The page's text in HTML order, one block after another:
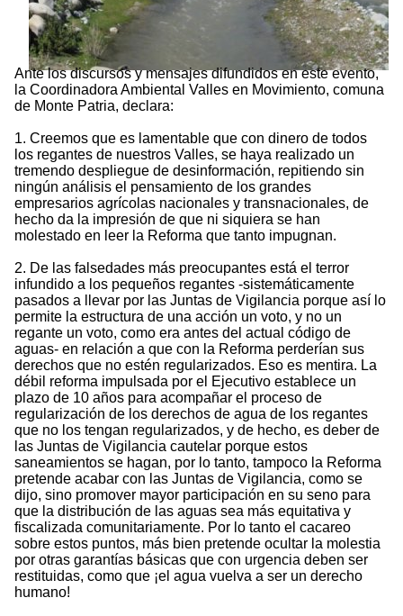
Ante los discursos y mensajes difundidos en este evento,
la Coordinadora Ambiental Valles en Movimiento, comuna
de Monte Patria, declara:
1. Creemos que es lamentable que con dinero de todos
los regantes de nuestros Valles, se haya realizado un
tremendo despliegue de desinformación, repitiendo sin
ningún análisis el pensamiento de los grandes
empresarios agrícolas nacionales y transnacionales, de
hecho da la impresión de que ni siquiera se han
molestado en leer la Reforma que tanto impugnan.
2. De las falsedades más preocupantes está el terror
infundido a los pequeños regantes -sistemáticamente
pasados a llevar por las Juntas de Vigilancia porque así lo
permite la estructura de una acción un voto, y no un
regante un voto, como era antes del actual código de
aguas- en relación a que con la Reforma perderían sus
derechos que no estén regularizados. Eso es mentira. La
débil reforma impulsada por el Ejecutivo establece un
plazo de 10 años para acompañar el proceso de
regularización de los derechos de agua de los regantes
que no los tengan regularizados, y de hecho, es deber de
las Juntas de Vigilancia cautelar porque estos
saneamientos se hagan, por lo tanto, tampoco la Reforma
pretende acabar con las Juntas de Vigilancia, como se
dijo, sino promover mayor participación en su seno para
que la distribución de las aguas sea más equitativa y
fiscalizada comunitariamente. Por lo tanto el cacareo
sobre estos puntos, más bien pretende ocultar la molestia
por otras garantías básicas que con urgencia deben ser
restituidas, como que ¡el agua vuelva a ser un derecho
humano!